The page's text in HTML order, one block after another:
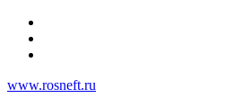
www.rosneft.ru